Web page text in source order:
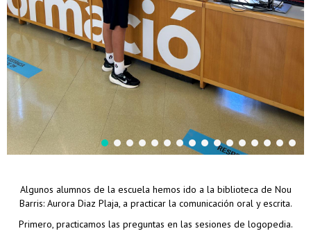
Algunos alumnos de la escuela hemos ido a la biblioteca de Nou
Barris: Aurora Diaz Plaja, a practicar la comunicación oral y escrita.
Primero, practicamos las preguntas en las sesiones de logopedia.